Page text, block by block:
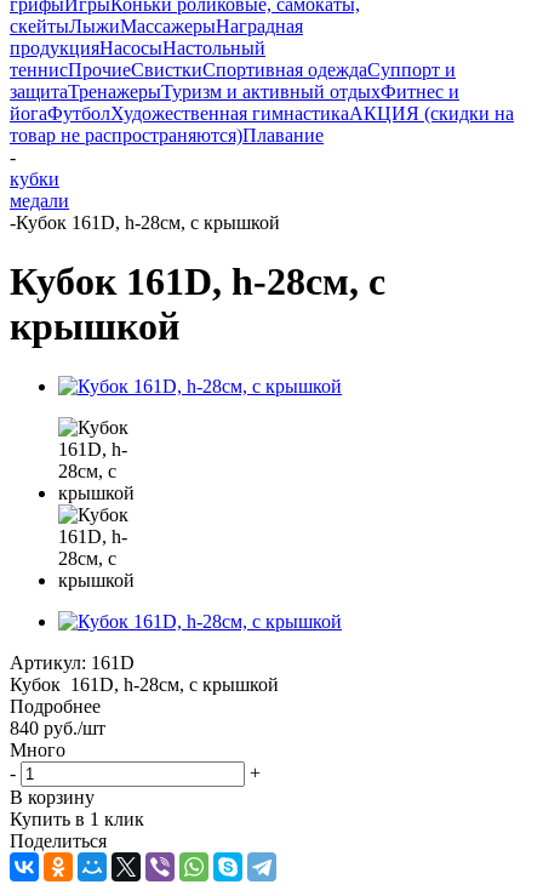
грифыИгрыКоньки роликовые, самокаты,
скейтыЛыжиМассажерыНаградная
продукцияНасосыНастольный
теннисПрочиеСвисткиСпортивная одеждаСуппорт и
защитаТренажерыТуризм и активный отдыхФитнес и
йогаФутболХудожественная гимнастикаАКЦИЯ (скидки на
товар не распространяются)Плавание
-
кубки
медали
-Кубок 161D, h-28см, с крышкой
Кубок 161D, h-28см, с
крышкой
Артикул: 161D
Кубок 161D, h-28см, с крышкой
Подробнее
840 руб./шт
Много
-
+
В корзину
Купить в 1 клик
Поделиться